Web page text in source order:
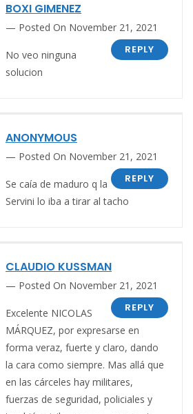
BOXI GIMENEZ
Posted On November 21, 2021
REPLY
No veo ninguna
solucion
ANONYMOUS
Posted On November 21, 2021
REPLY
Se caía de maduro q la
Servini lo iba a tirar al tacho
CLAUDIO KUSSMAN
Posted On November 21, 2021
REPLY
Excelente NICOLAS
MÁRQUEZ, por expresarse en
forma veraz, fuerte y claro, dando
la cara como siempre. Mas allá que
en las cárceles hay militares,
fuerzas de seguridad, policiales y